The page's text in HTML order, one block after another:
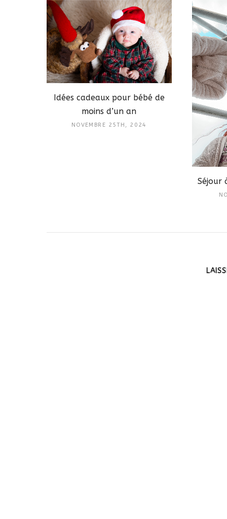
Idées cadeaux pour bébé de
moins d’un an
NOVEMBRE 25TH, 2024
Séjour